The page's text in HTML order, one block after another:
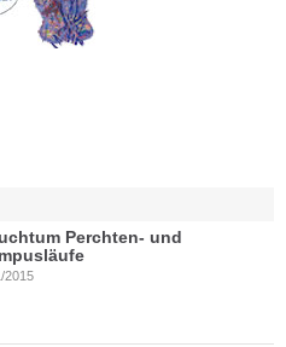
Perchten- und
2015